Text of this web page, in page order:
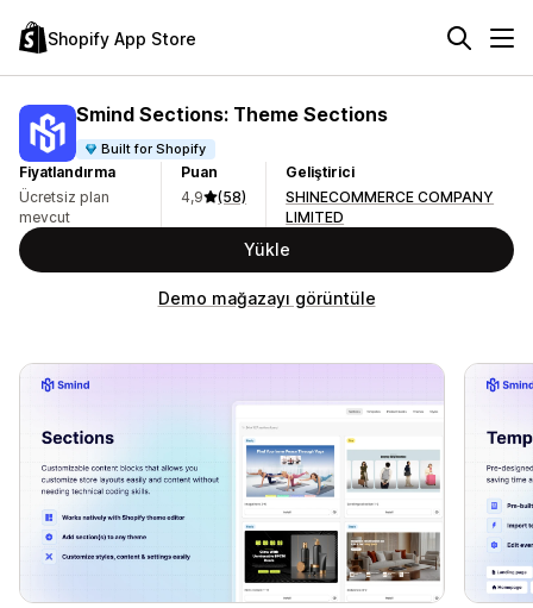
Shopify App Store
Smind Sections: Theme Sections
Built for Shopify
Fiyatlandırma
Ücretsiz plan
mevcut
Puan
4,9
(58)
Geliştirici
SHINECOMMERCE COMPANY
LIMITED
Yükle
Demo mağazayı görüntüle